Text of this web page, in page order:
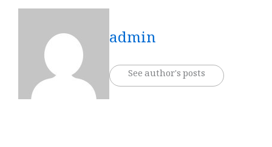
admin
See author's posts